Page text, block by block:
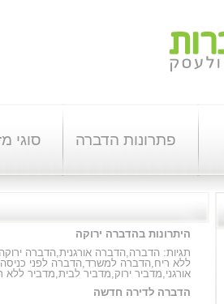
פתרונות הדברה סוגי
היתרונות בהדברה ירוקה
תגיות: הדברה,הדברה אורגנית,הדברה ירוקה
ללא ריח,הדברה למשרד,הדברה לפני כניסה
אורגני,מדביר ירוק,מדביר לבית,מדביר ללא
הדברה לדירה חדשה